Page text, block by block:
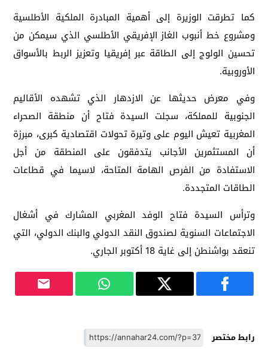
كما تطرقت الوزيرة إلى أهمية المبادرة الملكية الأطلسية
ومشروع خط أنبوب الغاز الإفريقي الأطلسي الذي سيمكن من
تحسين الولوج إلى الطاقة عبر إفريقيا وتعزيز الربط بالأسواق
الأوروبية.
وفي معرض حديثها عن الازدهار الذي تشهده الأقاليم
الجنوبية للمملكة، سجلت السيدة فتاح أن منطقة الصحراء
المغربية تعيش اليوم على وتيرة تحولات اقتصادية كبرى، مبرزة
أن المستثمرين الأجانب يتدفقون على المنطقة من أجل
الاستفادة من الفرص الهامة المتاحة، لاسيما في قطاعات
الطاقات المتجددة.
وترأس السيدة فتاح الوفد المغربي المشارك في أشغال
الاجتماعات السنوية لصندوق النقد الدولي والبنك الدولي، التي
تنعقد بواشنطن إلى غاية 18 أكتوبر الجاري.
رابط مختصر